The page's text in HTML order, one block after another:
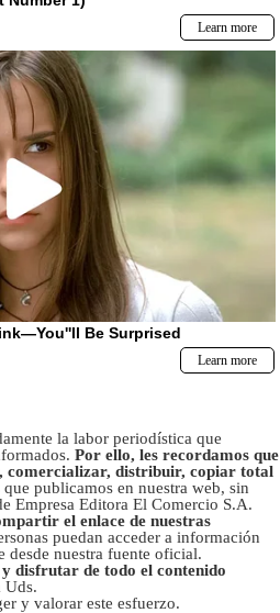
la labor periodística que
Por ello, les recordamos que
comercializar, distribuir, copiar total
que publicamos en nuestra web, sin
Empresa Editora El Comercio S.A.
el enlace de nuestras
puedan acceder a información
desde nuestra fuente oficial.
disfrutar de todo el contenido
Uds.
y valorar este esfuerzo.